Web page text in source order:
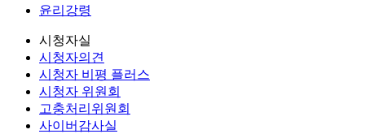
윤리강령
시청자실
시청자의견
시청자 비평 플러스
시청자 위원회
고충처리위원회
사이버감사실